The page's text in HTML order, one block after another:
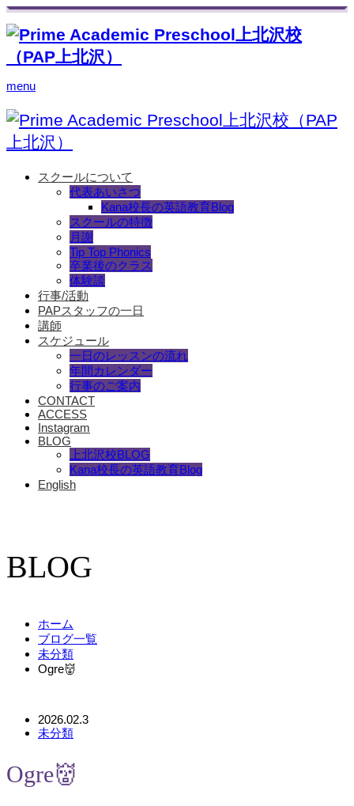
menu
スクールについて
代表あいさつ
Kana校長の英語教育Blog
スクールの特徴
月謝
Tip Top Phonics
卒業後のクラス
体験談
行事/活動
PAPスタッフの一日
講師
スケジュール
一日のレッスンの流れ
年間カレンダー
行事のご案内
CONTACT
ACCESS
Instagram
BLOG
上北沢校BLOG
Kana校長の英語教育Blog
English
BLOG
ホーム
ブログ一覧
未分類
Ogre👹
2026.02.3
未分類
Ogre👹